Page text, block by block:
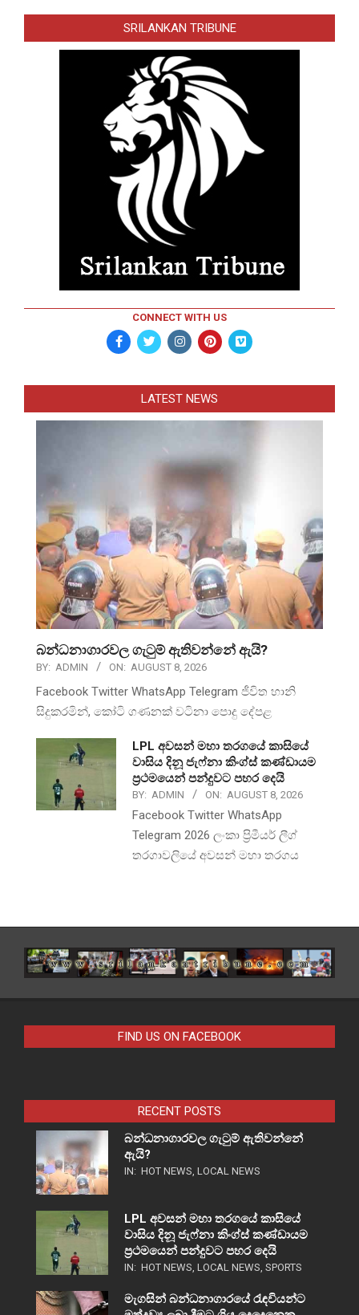
SRILANKAN TRIBUNE
CONNECT WITH US
LATEST NEWS
බන්ධනාගාරවල ගැටුම් ඇතිවන්නේ ඇයි?
BY: ADMIN ON: AUGUST 8, 2026
Facebook Twitter WhatsApp Telegram ජීවිත හානි
සිදුකරමින්, කෝටි ගණනක් වටිනා පොදු දේපළ
LPL අවසන් මහා තරගයේ කාසියේ
වාසිය දිනූ ජැෆ්නා කිංග්ස් කණ්ඩායම
ප්‍රථමයෙන් පන්දුවට පහර දෙයි
BY: ADMIN ON: AUGUST 8, 2026
Facebook Twitter WhatsApp
Telegram 2026 ලංකා ප්‍රිමීයර් ලීග්
තරගාවලියේ අවසන් මහා තරගය
FIND US ON FACEBOOK
RECENT POSTS
බන්ධනාගාරවල ගැටුම් ඇතිවන්නේ
ඇයි?
IN: HOT NEWS, LOCAL NEWS
LPL අවසන් මහා තරගයේ කාසියේ
වාසිය දිනූ ජැෆ්නා කිංග්ස් කණ්ඩායම
ප්‍රථමයෙන් පන්දුවට පහර දෙයි
IN: HOT NEWS, LOCAL NEWS, SPORTS
මැගසින් බන්ධනාගාරයේ රැඳවියන්ට